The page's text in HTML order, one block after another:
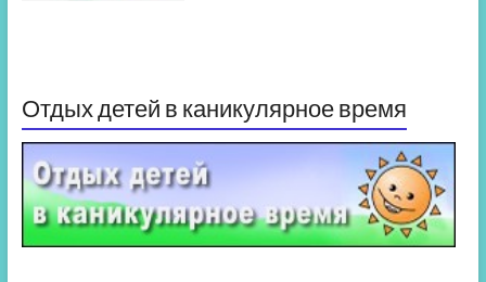
Отдых детей в каникулярное время